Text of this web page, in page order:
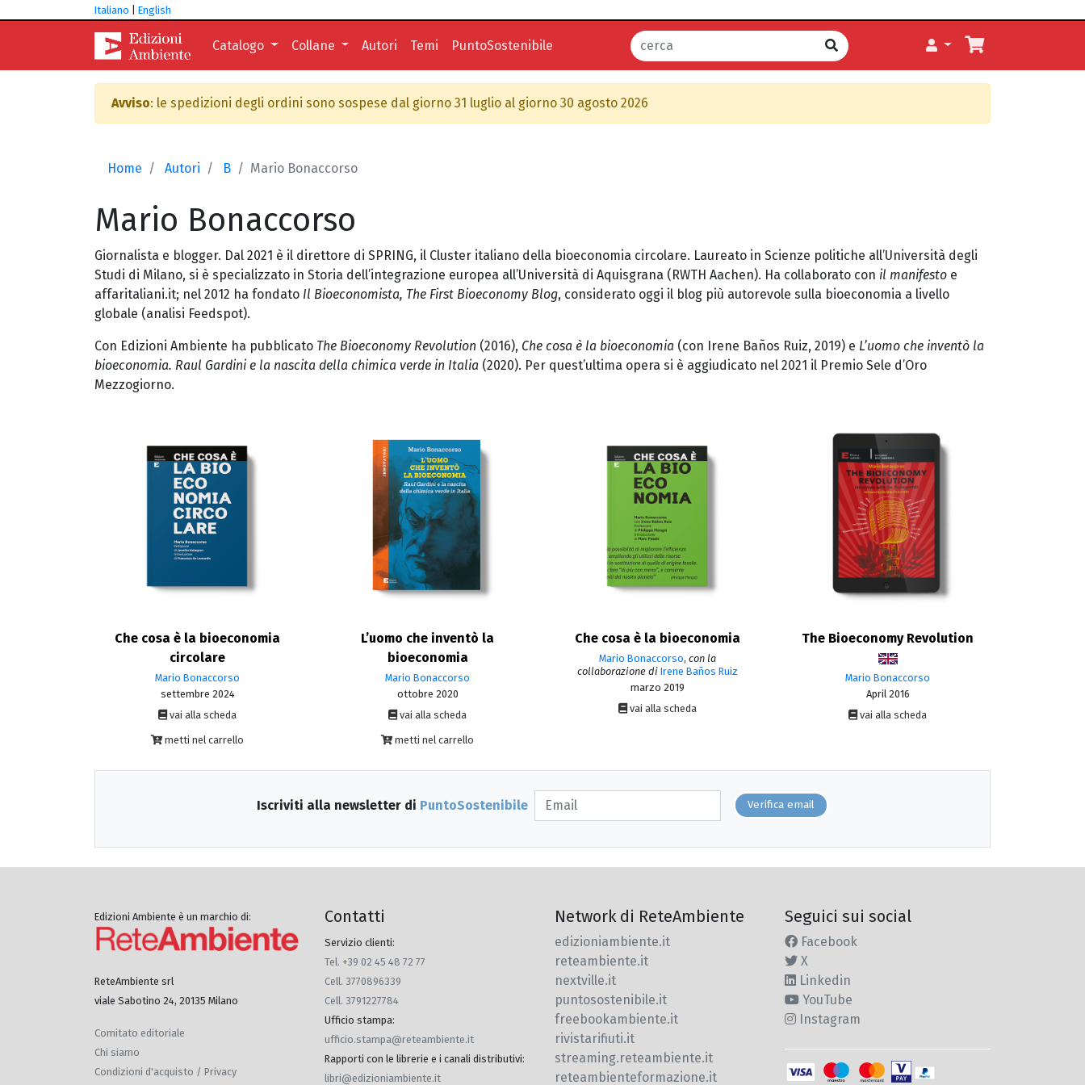
Italiano English
Catalogo Collane Autori Temi PuntoSostenibile
Avviso: le spedizioni degli ordini sono sospese dal giorno 31 luglio al giorno 30 agosto 2026
Home Autori B Mario Bonaccorso
Mario Bonaccorso
Giornalista e blogger. Dal 2021 è il direttore di SPRING, il Cluster italiano della bioeconomia circolare. Laureato in Scienze politiche all’Università degli
Studi di Milano, si è specializzato in Storia dell’integrazione europea all’Università di Aquisgrana (RWTH Aachen). Ha collaborato con il manifesto e
affaritaliani.it; nel 2012 ha fondato Il Bioeconomista, The First Bioeconomy Blog, considerato oggi il blog più autorevole sulla bioeconomia a livello
globale (analisi Feedspot).
Con Edizioni Ambiente ha pubblicato The Bioeconomy Revolution (2016), Che cosa è la bioeconomia (con Irene Baños Ruiz, 2019) e L’uomo che inventò la
bioeconomia. Raul Gardini e la nascita della chimica verde in Italia (2020). Per quest’ultima opera si è aggiudicato nel 2021 il Premio Sele d’Oro
Mezzogiorno.
Che cosa è la bioeconomia
circolare
Mario Bonaccorso
settembre 2024
vai alla scheda
metti nel carrello
L’uomo che inventò la
bioeconomia
Mario Bonaccorso
ottobre 2020
vai alla scheda
metti nel carrello
Che cosa è la bioeconomia
Mario Bonaccorso, con la
collaborazione di Irene Baños Ruiz
marzo 2019
vai alla scheda
The Bioeconomy Revolution
Mario Bonaccorso
April 2016
vai alla scheda
Iscriviti alla newsletter di PuntoSostenibile Verifica email
Edizioni Ambiente è un marchio di:
ReteAmbiente srl
viale Sabotino 24, 20135 Milano
Comitato editoriale
Chi siamo
Condizioni d'acquisto / Privacy
Contatti
Servizio clienti:
Tel. +39 02 45 48 72 77
Cell. 3770896339
Cell. 3791227784
Ufficio stampa:
ufficio.stampa@reteambiente.it
Rapporti con le librerie e i canali distributivi:
libri@edizioniambiente.it
Network di ReteAmbiente
edizioniambiente.it
reteambiente.it
nextville.it
puntosostenibile.it
freebookambiente.it
rivistarifiuti.it
streaming.reteambiente.it
reteambienteformazione.it
Seguici sui social
Facebook
X
Linkedin
YouTube
Instagram